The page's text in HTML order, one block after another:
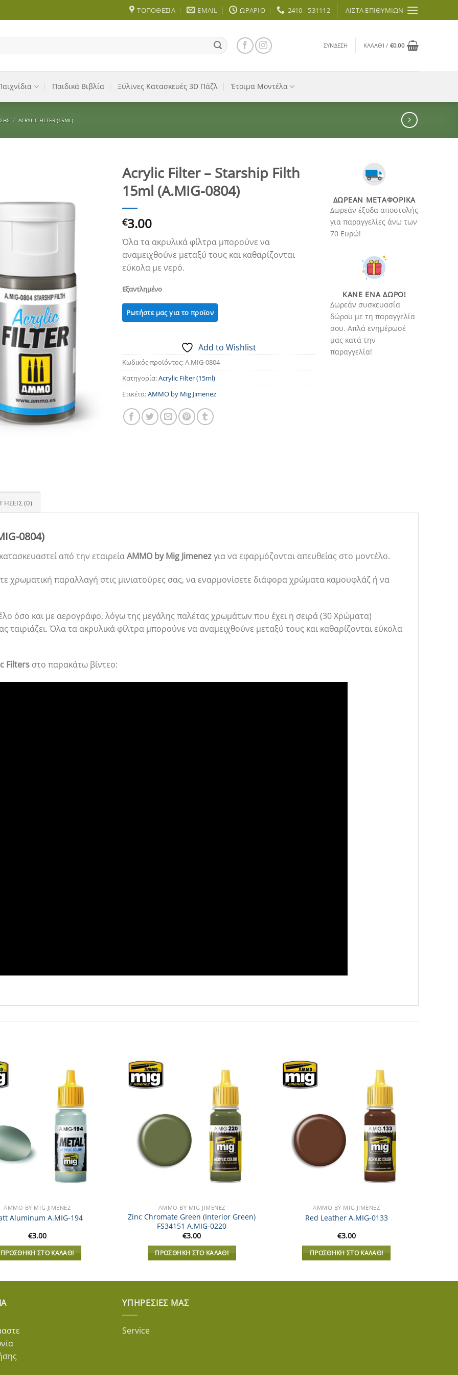
ΤΟΠΟΘΕΣΊΑ EMAIL ΩΡΆΡΙΟ 2410 - 531112 ΛΊΣΤΑ ΕΠΙΘΥΜΙΏΝ
ΣΎΝΔΕΣΗ ΚΑΛΆΘΙ / €0.00
Παιδικά Βιβλία Ξύλινες Κατασκευές 3D Πάζλ Έτοιμα Μοντέλα
/ ACRYLIC FILTER (15ML)
Wishlist
Acrylic Filter – Starship Filth
15ml (A.MIG-0804)
€3.00
Όλα τα ακρυλικά φίλτρα μπορούνε να
αναμειχθούνε μεταξύ τους και καθαρίζονται
εύκολα με νερό.
Εξαντλημένο
Add to Wishlist
Κωδικός προϊόντος:A.MIG-0804
Κατηγορία:Acrylic Filter (15ml)
Ετικέτα:AMMO by Mig Jimenez
ΔΩΡΕΆΝ ΜΕΤΑΦΟΡΙΚΆ
Δωρεάν έξοδα αποστολής
για παραγγελίες άνω των
70 Ευρώ!
ΚΆΝΕ ΈΝΑ ΔΏΡΟ!
Δωρεάν συσκευασία
δώρου με τη παραγγελία
σου. Απλά ενημέρωσέ
μας κατά την
παραγγελία!
(0)
0804)
από την εταιρείαAMMO by Mig Jimenezγια να εφαρμόζονται απευθείας στο μοντέλο.
χρωματική παραλλαγή στις μινιατούρες σας, να εναρμονίσετε διάφορα χρώματα καμουφλάζ ή να
όσο και με αερογράφο, λόγω της μεγάλης παλέτας χρωμάτων που έχει η σειρά (30 Χρώματα)
Όλα τα ακρυλικά φίλτρα μπορούνε να αναμειχθούνε μεταξύ τους και καθαρίζονται εύκολα
Filters στο παρακάτω βίντεο:
Wishlist
AMMO BY MIG JIMENEZ
Aluminum A.MIG-194
€3.00
ΠΡΟΣΘΉΚΗ ΣΤΟ ΚΑΛΆΘΙ
Wishlist
AMMO BY MIG JIMENEZ
Zinc Chromate Green (Interior Green)
FS34151 A.MIG-0220
€3.00
ΠΡΟΣΘΉΚΗ ΣΤΟ ΚΑΛΆΘΙ
Wishlist
AMMO BY MIG JIMENEZ
Red Leather A.MIG-0133
€3.00
ΠΡΟΣΘΉΚΗ ΣΤΟ ΚΑΛΆΘΙ
ΥΠΗΡΕΣΊΕΣ ΜΑΣ
Service